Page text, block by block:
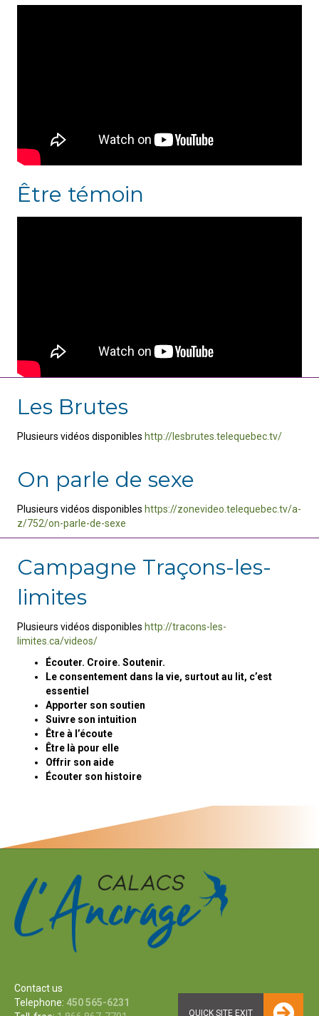
Être témoin
Les Brutes
Plusieurs vidéos disponibles http://lesbrutes.telequebec.tv/
On parle de sexe
Plusieurs vidéos disponibles https://zonevideo.telequebec.tv/a-
z/752/on-parle-de-sexe
Campagne Traçons-les-
limites
Plusieurs vidéos disponibles http://tracons-les-
limites.ca/videos/
Écouter. Croire. Soutenir.
Le consentement dans la vie, surtout au lit, c’est
essentiel
Apporter son soutien
Suivre son intuition
Être à l’écoute
Être là pour elle
Offrir son aide
Écouter son histoire
Contact us
Telephone: 450 565-6231